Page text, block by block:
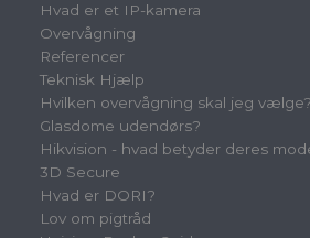
Hvad er et IP-kamera
Overvågning
Referencer
Teknisk Hjælp
Hvilken overvågning skal jeg vælge?
Glasdome udendørs?
Hikvision - hvad betyder deres
3D Secure
Hvad er DORI?
Lov om pigtråd